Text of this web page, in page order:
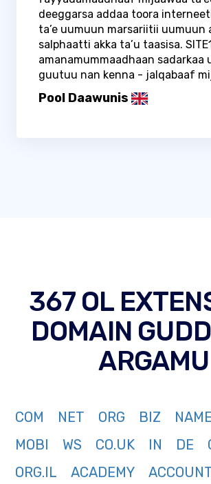
deeggarsa addaa toora
ta’e uumuun marsariitii uumuun
salphaatti akka ta’u taasisa.
amanamummaadhaan sadarkaa
guutuu nan kenna - jalqabaaf
Pool Daawunis
367 OL
DOMAIN
ARGAMU
COM NET ORG BIZ NAME
MOBI
WS CO.UK IN DE
ORG.IL
ACADEMY